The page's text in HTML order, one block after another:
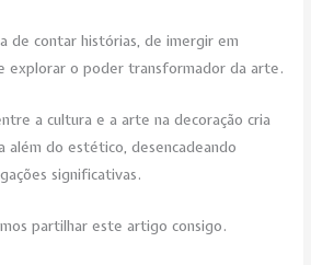
de contar histórias, de imergir em
explorar o poder transformador da arte.
a cultura e a arte na decoração cria
além do estético, desencadeando
significativas.
partilhar este artigo consigo.